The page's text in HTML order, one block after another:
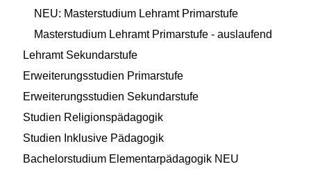
NEU: Masterstudium Lehramt Primarstufe
Masterstudium Lehramt Primarstufe - auslaufend
Lehramt Sekundarstufe
Erweiterungsstudien Primarstufe
Erweiterungsstudien Sekundarstufe
Studien Religionspädagogik
Studien Inklusive Pädagogik
Bachelorstudium Elementarpädagogik NEU